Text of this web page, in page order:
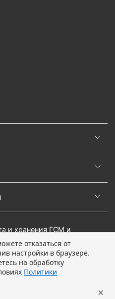
и хранения ГСМ и
поставки по России,
отказаться от
настройки в браузере.
на обработку
Политики
×